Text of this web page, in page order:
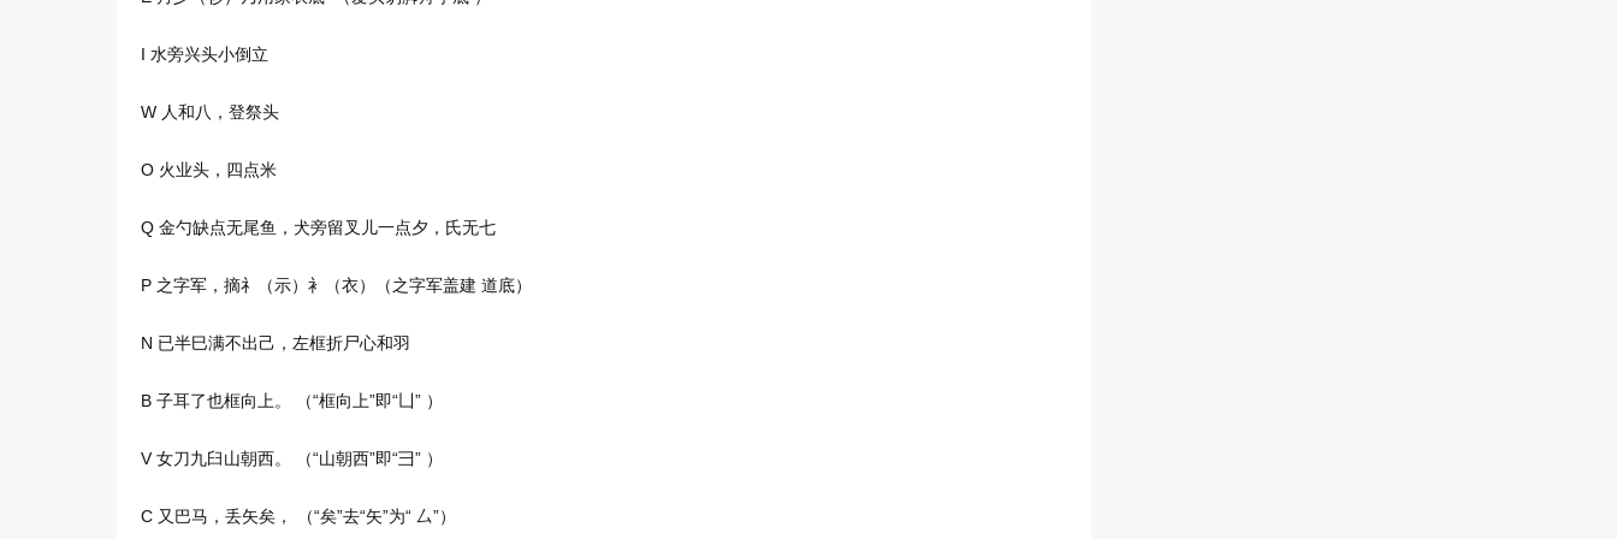
I 水旁兴头小倒立
W 人和八，登祭头
O 火业头，四点米
Q 金勺缺点无尾鱼，犬旁留叉儿一点夕，氏无七
P 之字军，摘礻（示）衤（衣）（之字军盖建 道底）
N 已半巳满不出己，左框折尸心和羽
B 子耳了也框向上。 （“框向上”即“凵” ）
V 女刀九臼山朝西。 （“山朝西”即“彐” ）
C 又巴马，丢矢矣， （“矣”去“矢”为“ 厶”）